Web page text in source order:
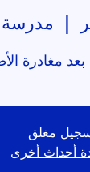
مغادرة
مغلق
أحداث أخرى